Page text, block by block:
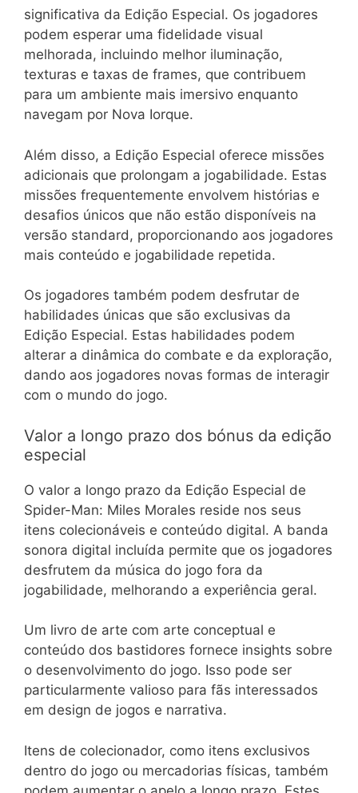
significativa da Edição Especial. Os jogadores
podem esperar uma fidelidade visual
melhorada, incluindo melhor iluminação,
texturas e taxas de frames, que contribuem
para um ambiente mais imersivo enquanto
navegam por Nova Iorque.
Além disso, a Edição Especial oferece missões
adicionais que prolongam a jogabilidade. Estas
missões frequentemente envolvem histórias e
desafios únicos que não estão disponíveis na
versão standard, proporcionando aos jogadores
mais conteúdo e jogabilidade repetida.
Os jogadores também podem desfrutar de
habilidades únicas que são exclusivas da
Edição Especial. Estas habilidades podem
alterar a dinâmica do combate e da exploração,
dando aos jogadores novas formas de interagir
com o mundo do jogo.
Valor a longo prazo dos bónus da edição
especial
O valor a longo prazo da Edição Especial de
Spider-Man: Miles Morales reside nos seus
itens colecionáveis e conteúdo digital. A banda
sonora digital incluída permite que os jogadores
desfrutem da música do jogo fora da
jogabilidade, melhorando a experiência geral.
Um livro de arte com arte conceptual e
conteúdo dos bastidores fornece insights sobre
o desenvolvimento do jogo. Isso pode ser
particularmente valioso para fãs interessados
em design de jogos e narrativa.
Itens de colecionador, como itens exclusivos
dentro do jogo ou mercadorias físicas, também